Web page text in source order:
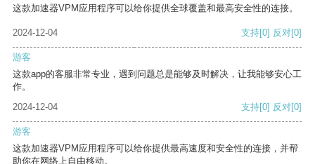
这款加速器VPM应用程序可以给你提供全球覆盖和最高安全性的连接。
2024-12-04 支持[0] 反对[0]
游客
这款app的客服非常专业，遇到问题总是能够及时解决，让我能够安心工
作。
2024-12-04
支持[0] 反对[0]
游客
这款加速器VPM应用程序可以给你提供最高速度和安全性的连接，并帮
助你在网络上自由移动。